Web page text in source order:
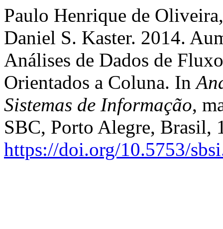
Paulo Henrique de
Daniel S. Kaster. 2014.
Análises de Dados de
Orientados a Coluna. In
Sistemas de Informação,
SBC, Porto Alegre, Brasil,
https://doi.org/10.5753/